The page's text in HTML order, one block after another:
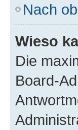
Nach
Wieso
Die
Board-